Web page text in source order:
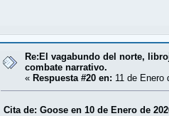
Re:El vagabundo del norte,
combate narrativo.
« Respuesta #20 en: 11 de Enero
Cita de: Goose en 10 de Enero de